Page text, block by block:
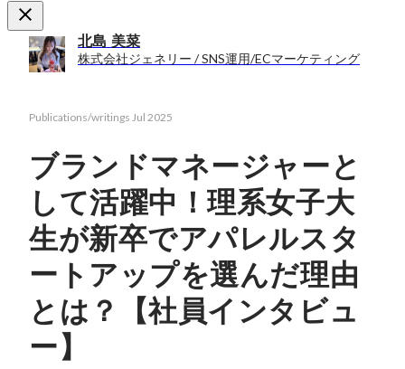
北島 美菜
株式会社ジェネリー / SNS運用/ECマーケティング
Publications/writings Jul 2025
ブランドマネージャーと
して活躍中！理系女子大
生が新卒でアパレルスタ
ートアップを選んだ理由
とは？【社員インタビュ
ー】